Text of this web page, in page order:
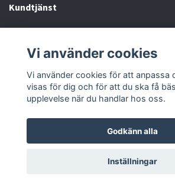
Kundtjänst
Sociala medier
© 2026 Proclimber
Vi använder cookies
Vi använder cookies för att anpassa
visas för dig och för att du ska få
upplevelse när du handlar hos oss.
Godkänn alla
Inställningar